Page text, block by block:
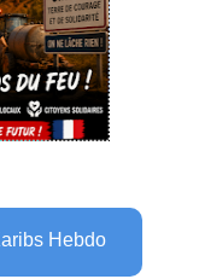
Hebdo